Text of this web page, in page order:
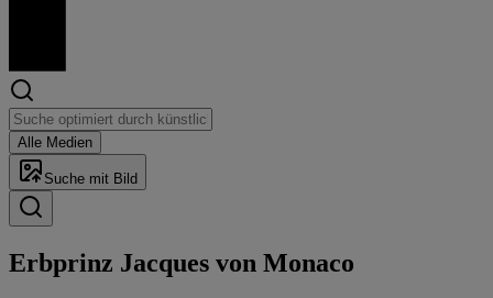
Alle Medien
Suche mit Bild
Erbprinz Jacques von Monaco